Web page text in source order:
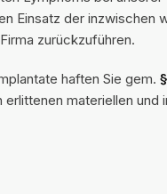
Einsatz der inzwischen
zurückzuführen.
haften Sie gem.
materiellen und